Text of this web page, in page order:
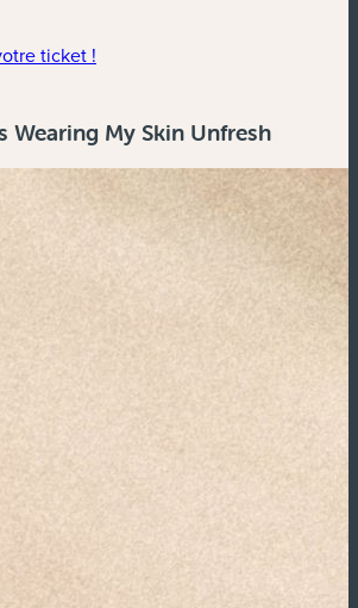
ticket !
Wearing My Skin Unfresh